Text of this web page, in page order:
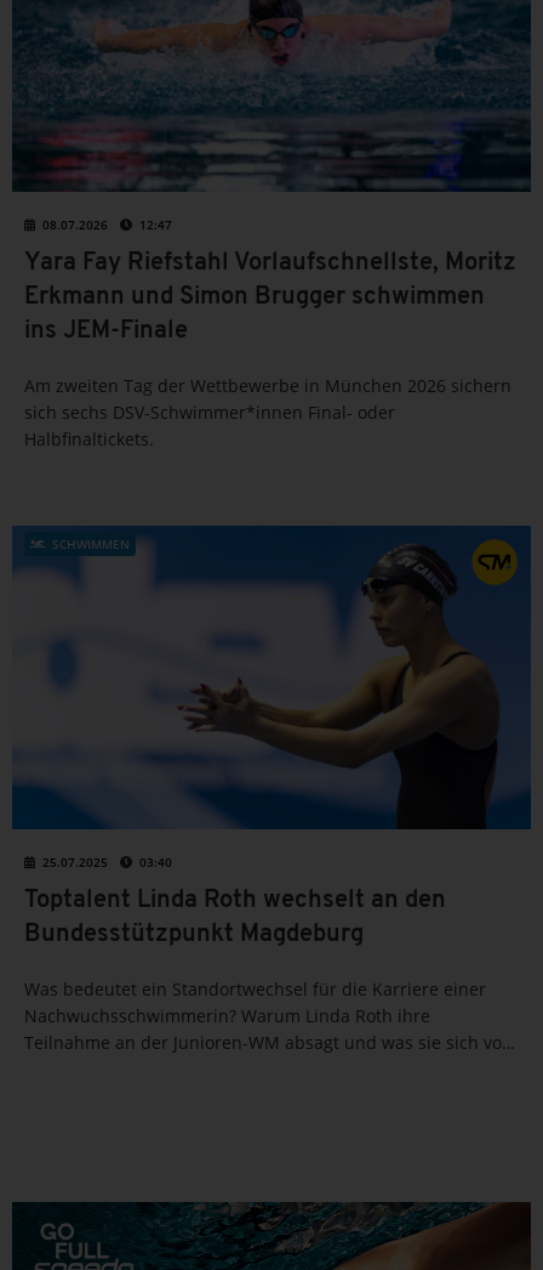
08.07.2026 12:47
Yara Fay Riefstahl Vorlaufschnellste, Moritz
Erkmann und Simon Brugger schwimmen
ins JEM-Finale
Am zweiten Tag der Wettbewerbe in München 2026 sichern
sich sechs DSV-Schwimmer*innen Final- oder
Halbfinaltickets.
SCHWIMMEN
25.07.2025 03:40
Toptalent Linda Roth wechselt an den
Bundesstützpunkt Magdeburg
Was bedeutet ein Standortwechsel für die Karriere einer
Nachwuchsschwimmerin? Warum Linda Roth ihre
Teilnahme an der Junioren-WM absagt und was sie sich vom